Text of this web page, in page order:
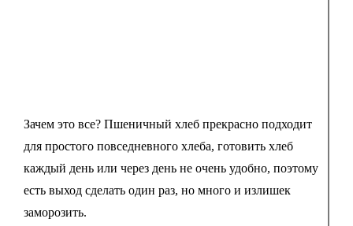
Зачем это все? Пшеничный хлеб прекрасно подходит
для простого повседневного хлеба, готовить хлеб
каждый день или через день не очень удобно, поэтому
есть выход сделать один раз, но много и излишек
заморозить.